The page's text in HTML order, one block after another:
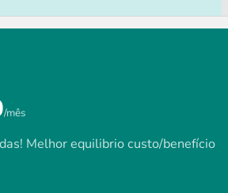
/mês
Melhor equilibrio custo/benefício